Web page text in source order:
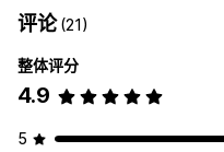
评论(21)
整体评分
4.9
5